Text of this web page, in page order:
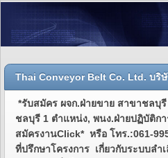
Thai Conveyor Belt Co. Ltd. บริ
*รับสมัคร ผจก.ฝ่ายขาย สาขาชลบุ
ชลบุรี 1 ตำแหน่ง, พนง.ฝ่ายปฏิบัติก
สมัครงานClick* หรือ โทร.:061-
ที่ปรึกษาโครงการ เกี่ยวกับระบบลำ